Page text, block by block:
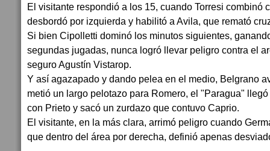
El visitante respondió a los 15, cuando Torresi combinó
desbordó por izquierda y habilitó a Avila, que remató
Si bien Cipolletti dominó los minutos siguientes,
segundas jugadas, nunca logró llevar peligro contra el
seguro Agustín Vistarop.
Y así agazapado y dando pelea en el medio, Belgrano
metió un largo pelotazo para Romero, el "Paragua"
con Prieto y sacó un zurdazo que contuvo Caprio.
El visitante, en la más clara, arrimó peligro cuando
que dentro del área por derecha, definió apenas